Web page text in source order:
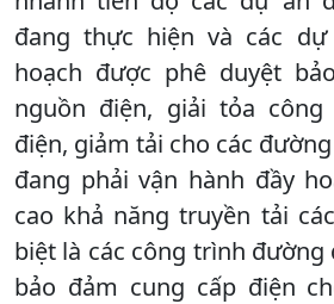
đang thực hiện và các
hoạch được phê duyệt
nguồn điện, giải tỏa
điện, giảm tải cho các
đang phải vận hành đầy
cao khả năng truyền tải
biệt là các công trình
bảo đảm cung cấp điện